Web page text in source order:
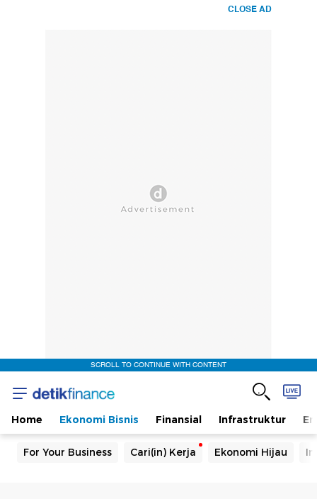
CLOSE AD
SCROLL TO CONTINUE WITH CONTENT
Home Ekonomi Bisnis Finansial Infrastruktur
For Your Business Cari(in) Kerja Ekonomi Hijau